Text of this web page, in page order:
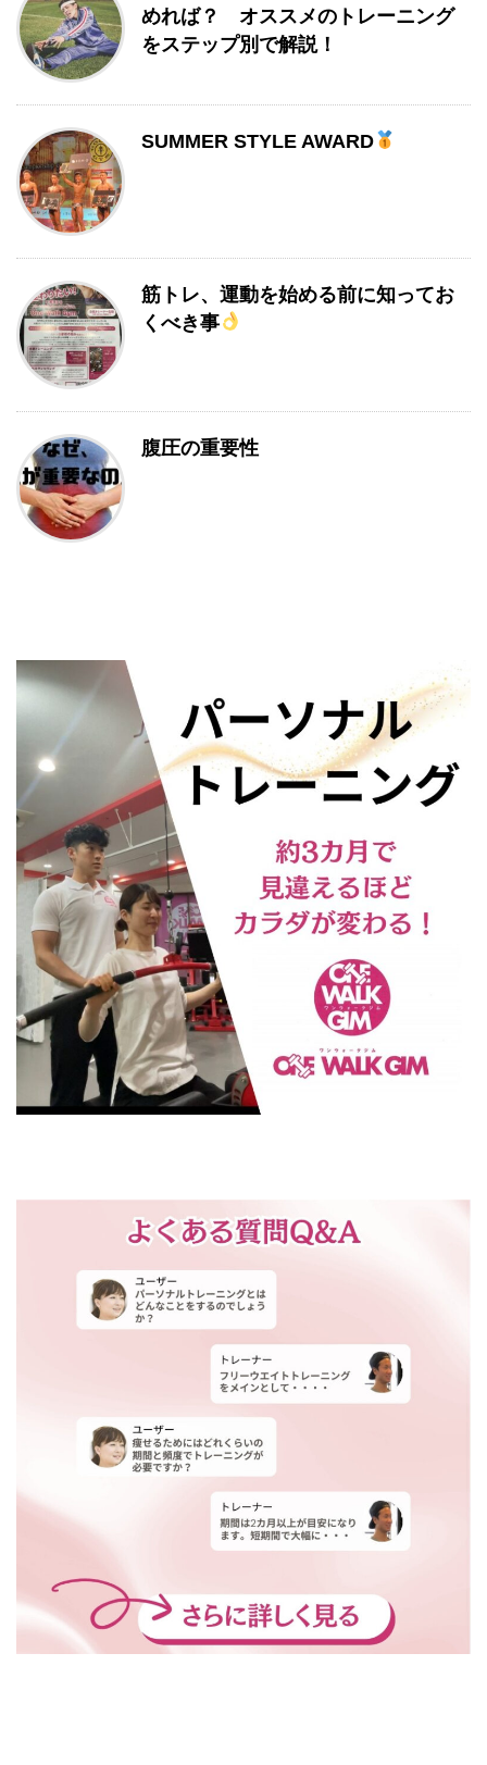
めれば？ オススメのトレーニング
をステップ別で解説！
SUMMER STYLE AWARD
筋トレ、運動を始める前に知ってお
くべき事
腹圧の重要性